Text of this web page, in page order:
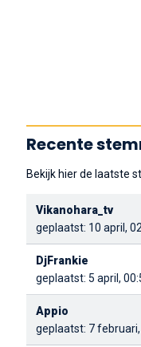
Recente
Bekijk hier de laatste
Vikanohara_tv
geplaatst: 10 april,
DjFrankie
geplaatst: 5 april,
Appio
geplaatst: 7